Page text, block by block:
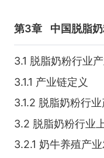
第3章 中国脱脂
3.1 脱脂奶粉行业
3.1.1 产业链定义
3.1.2 脱脂奶粉行
3.2 脱脂奶粉行业
3.2.1 奶牛养殖产